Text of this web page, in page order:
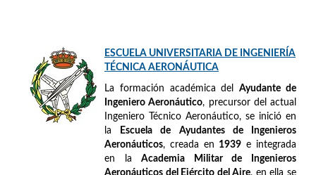
ESCUELA UNIVERSITARIA DE INGENIERÍA
TÉCNICA AERONÁUTICA
La formación académica delAyudante de
Ingeniero Aeronáutico, precursor del actual
Ingeniero Técnico Aeronáutico, se inició en
la
Escuela de Ayudantes de Ingenieros
Aeronáuticos, creada en 1939 e integrada
en laAcademia Militar de Ingenieros
Aeronáuticos del Ejército del Aire, en ella se